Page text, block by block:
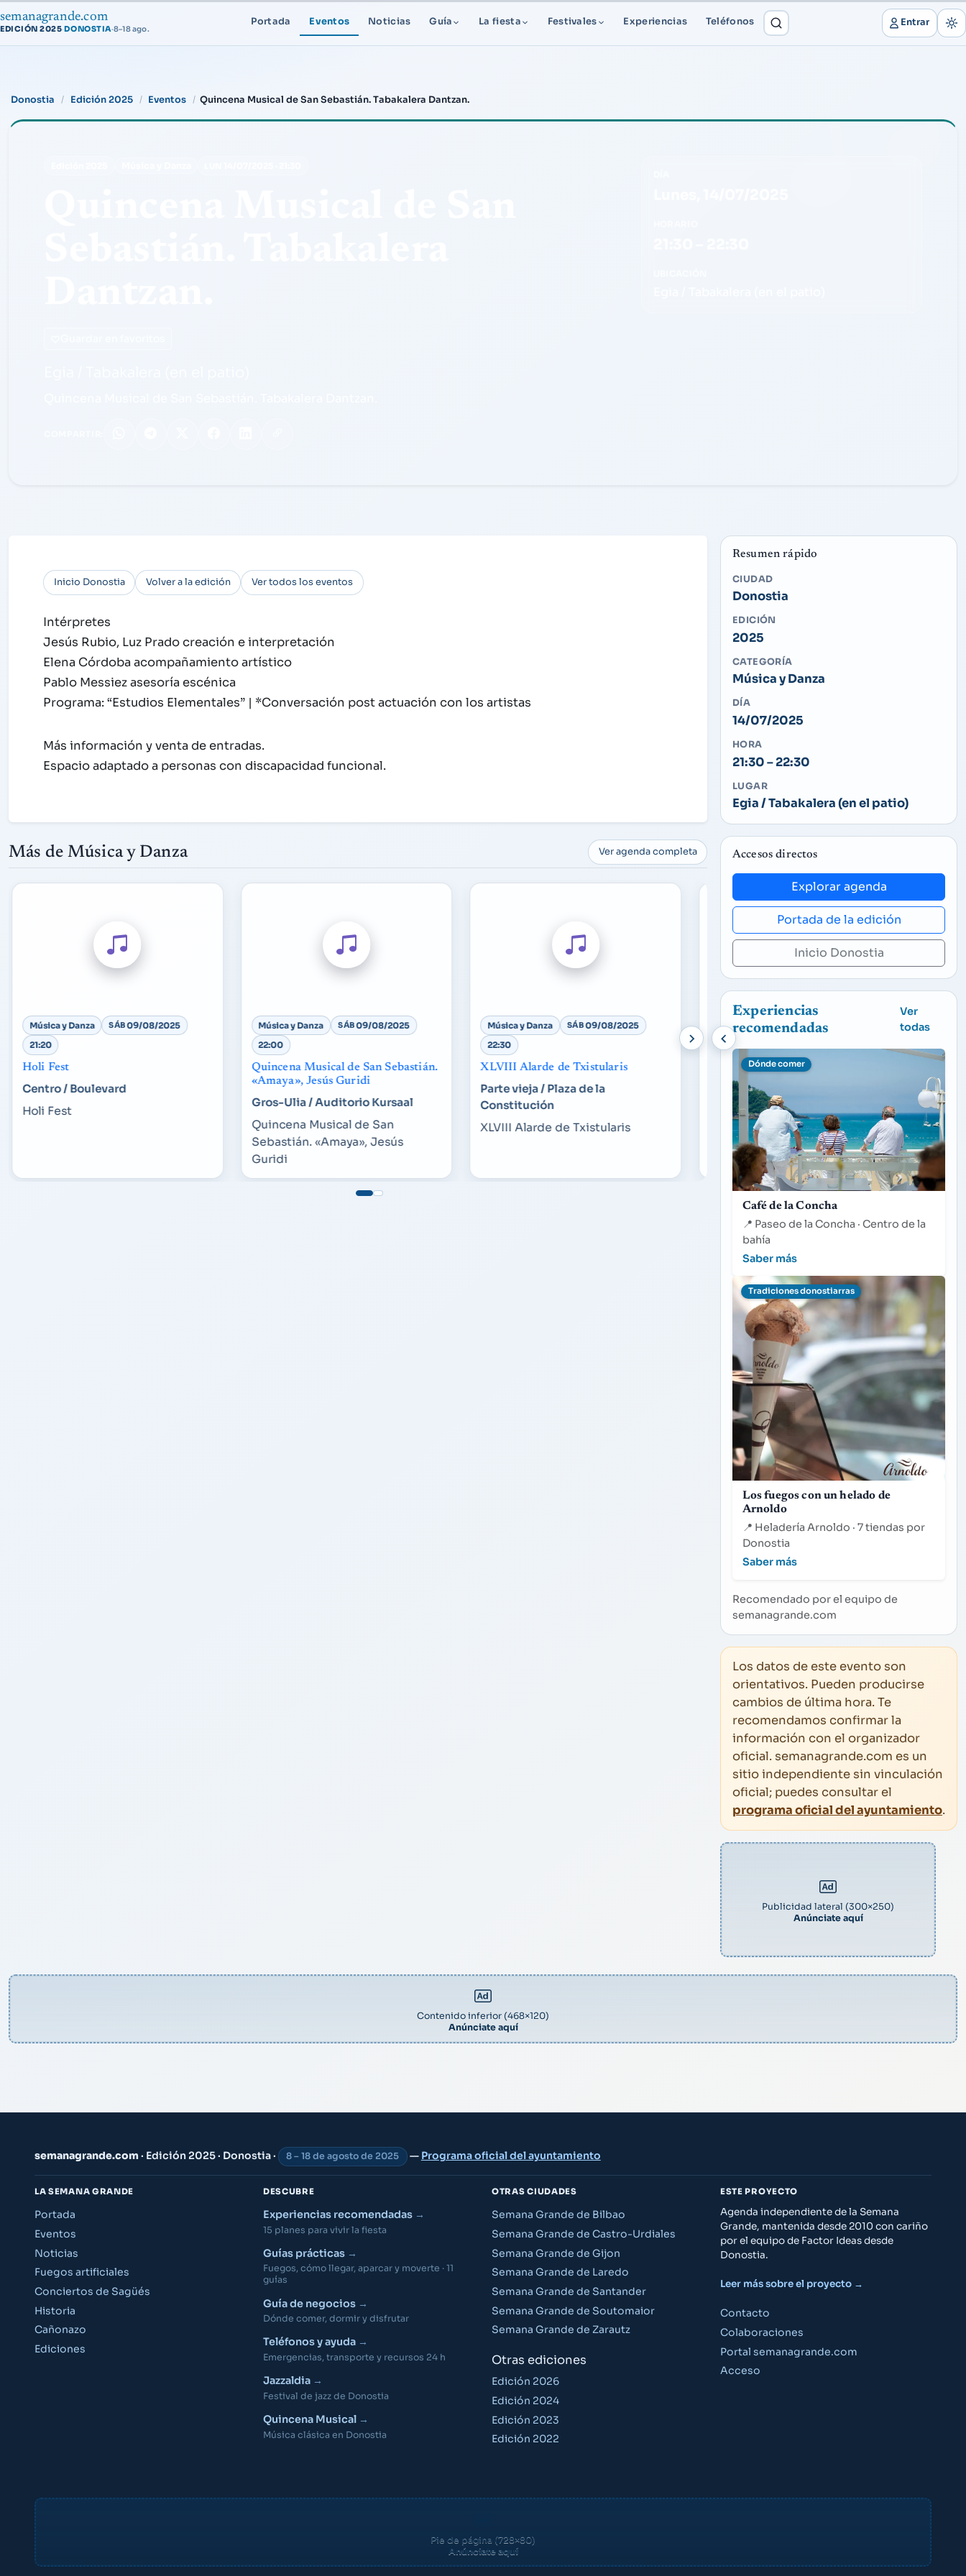
semanagrande.com
EDICIÓN 2025·DONOSTIA·8–18 ago.
Portada Eventos Noticias Guía La fiesta Festivales Experiencias Teléfonos Entrar
Donostia Edición 2025 Eventos Quincena Musical de San Sebastián. Tabakalera Dantzan.
Inicio Donostia Volver a la edición Ver todos los eventos
Intérpretes
Jesús Rubio, Luz Prado creación e interpretación
Elena Córdoba acompañamiento artístico
Pablo Messiez asesoría escénica
Programa: “Estudios Elementales” | *Conversación post actuación con los artistas
Más información y venta de entradas.
Espacio adaptado a personas con discapacidad funcional.
Más de Música y Danza Ver agenda completa
Música y Danza SÁB09/08/2025
21:20
Holi Fest
Centro / Boulevard
Holi Fest
Música y Danza SÁB09/08/2025
22:00
Quincena Musical de San Sebastián.
«Amaya», Jesús Guridi
Gros-Ulia / Auditorio Kursaal
Quincena Musical de San
Sebastián. «Amaya», Jesús
Guridi
Música y Danza SÁB09/08/2025
22:30
XLVIII Alarde de Txistularis
Parte vieja / Plaza de la
Constitución
XLVIII Alarde de Txistularis
Música y Danza SÁB09/08/2025
22:30
DJ Artie Escolar
Gros-Ulia / Plaza de las
Enfermeras (Kursaal)
DJ Artie Escolar
Gaua
Resumen rápido
CIUDAD
Donostia
EDICIÓN
2025
CATEGORÍA
Música y Danza
DÍA
14/07/2025
HORA
21:30 – 22:30
LUGAR
Egia / Tabakalera (en el patio)
Accesos directos
Explorar agenda
Portada de la edición
Inicio Donostia
Experiencias
recomendadas
Ver
todas
Dónde comer
Café de la Concha
📍 Paseo de la Concha · Centro de la
bahía
Saber más
Tradiciones donostiarras
Los fuegos con un helado de
Arnoldo
📍 Heladería Arnoldo · 7 tiendas por
Donostia
Saber más
Recomendado por el equipo de
semanagrande.com
Los datos de este evento son
orientativos. Pueden producirse
cambios de última hora. Te
recomendamos confirmar la
información con el organizador
oficial. semanagrande.com es un
sitio independiente sin vinculación
oficial; puedes consultar el
programa oficial del ayuntamiento.
Publicidad lateral (300×250)
Anúnciate aquí
Contenido inferior (468×120)
Anúnciate aquí
semanagrande.com· Edición 2025 · Donostia · 8 – 18 de agosto de 2025 — Programa oficial del ayuntamiento
LA SEMANA GRANDE
Portada
Eventos
Noticias
Fuegos artificiales
Conciertos de Sagüés
Historia
Cañonazo
Ediciones
DESCUBRE
Experiencias recomendadas
15 planes para vivir la fiesta
Guías prácticas
Fuegos, cómo llegar, aparcar y moverte · 11
guías
Guía de negocios
Dónde comer, dormir y disfrutar
Teléfonos y ayuda
Emergencias, transporte y recursos 24 h
Jazzaldia
Festival de jazz de Donostia
Quincena Musical
Música clásica en Donostia
OTRAS CIUDADES
Semana Grande de Bilbao
Semana Grande de Castro-Urdiales
Semana Grande de Gijon
Semana Grande de Laredo
Semana Grande de Santander
Semana Grande de Soutomaior
Semana Grande de Zarautz
Otras ediciones
Edición 2026
Edición 2024
Edición 2023
Edición 2022
ESTE PROYECTO
Agenda independiente de la Semana
Grande, mantenida desde 2010 con cariño
por el equipo de Factor Ideas desde
Donostia.
Leer más sobre el proyecto →
Contacto
Colaboraciones
Portal semanagrande.com
Acceso
Pie de página (728×80)
Anúnciate aquí
Factor Ideas